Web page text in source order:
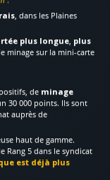
, dans les Plaines
plus longue plus
minage sur la mini-carte
de minage
30 000 points. Ils sont
auprès de
haut de gamme.
Rang 5 dans le syndicat
est déjà plus